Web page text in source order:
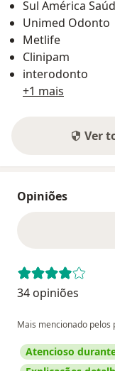
Sul América
Unimed Odonto
Metlife
Clinipam
interodonto
+1 mais
Ver
Opiniões
34 opiniões
Mais mencionado pelos
Atencioso